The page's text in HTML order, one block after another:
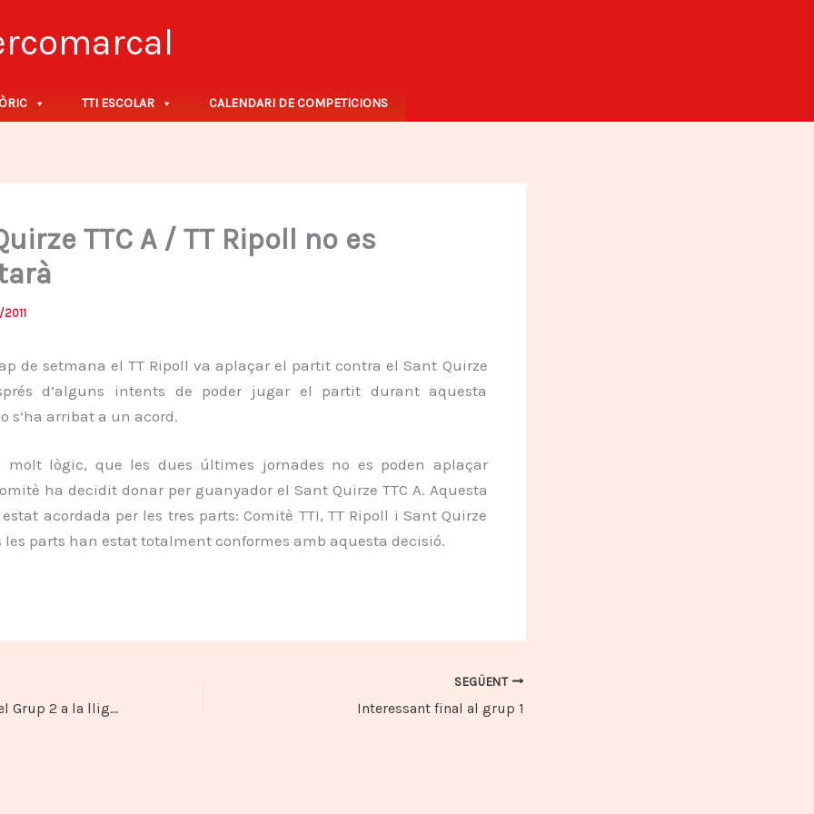
TTI ESCOLAR CALENDARI DE COMPETICIONS
TTC A / TT Ripoll no es
de setmana el TT Ripoll va aplaçar el partit contra el Sant Quirze
d’alguns intents de poder jugar el partit durant aquesta
s’ha arribat a un acord.
molt lògic, que les dues últimes jornades no es poden aplaçar
ha decidit donar per guanyador el Sant Quirze TTC A. Aquesta
acordada per les tres parts: Comitè TTI, TT Ripoll i Sant Quirze
les parts han estat totalment conformes amb aquesta decisió.
TT Tona campió del Grup 2 a la lliga TTI 2010/2011
SEGÜENT
Interessant final al grup 1